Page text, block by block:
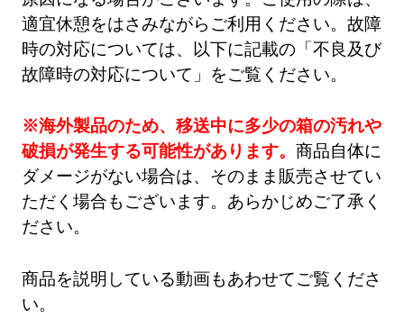
適宜休憩をはさみながらご利用ください。故障
時の対応については、以下に記載の「不良及び
故障時の対応について」をご覧ください。
※海外製品のため、移送中に多少の箱の汚れや
破損が発生する可能性があります。商品自体に
ダメージがない場合は、そのまま販売させてい
ただく場合もございます。あらかじめご了承く
ださい。
商品を説明している動画もあわせてご覧くださ
い。